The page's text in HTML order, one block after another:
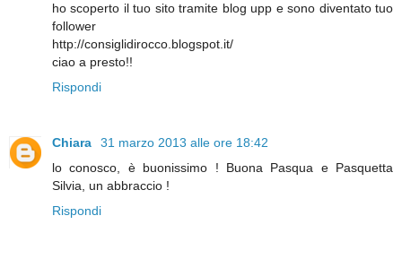
ho scoperto il tuo sito tramite blog upp e sono diventato tuo
follower
http://consiglidirocco.blogspot.it/
ciao a presto!!
Rispondi
Chiara
31 marzo 2013 alle ore 18:42
lo conosco, è buonissimo ! Buona Pasqua e Pasquetta
Silvia, un abbraccio !
Rispondi